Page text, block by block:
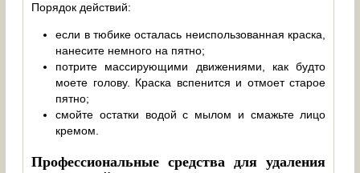
Порядок действий:
если в тюбике осталась неиспользованная краска,
нанесите немного на пятно;
потрите массирующими движениями, как будто
моете голову. Краска вспенится и отмоет старое
пятно;
смойте остатки водой с мылом и смажьте лицо
кремом.
Профессиональные средства для удаления